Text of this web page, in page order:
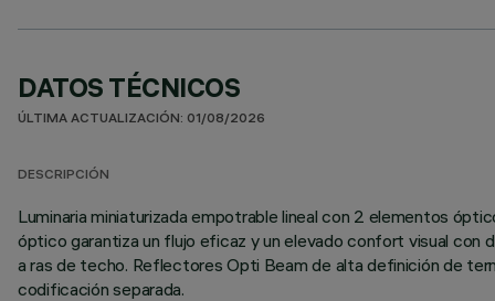
DATOS TÉCNICOS
ÚLTIMA ACTUALIZACIÓN: 01/08/2026
DESCRIPCIÓN
Luminaria miniaturizada empotrable lineal con 2 elementos
óptico garantiza un flujo eficaz y un elevado confort visual con
a ras de techo. Reflectores Opti Beam de alta definición de
codificación separada.